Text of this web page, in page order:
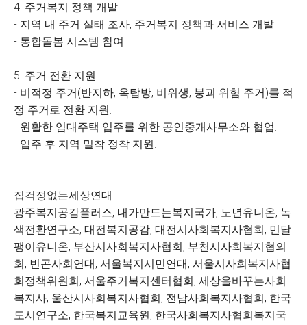
4. 주거복지 정책 개발
- 지역 내 주거 실태 조사, 주거복지 정책과 서비스 개발.
- 통합돌봄 시스템 참여.
5. 주거 전환 지원
- 비적정 주거(반지하, 옥탑방, 비위생, 붕괴 위험 주거)를 적
정 주거로 전환 지원.
- 원활한 임대주택 입주를 위한 공인중개사무소와 협업.
- 입주 후 지역 밀착 정착 지원.
집걱정없는세상연대
광주복지공감플러스, 내가만드는복지국가, 노년유니온, 녹
색전환연구소, 대전복지공감, 대전시사회복지사협회, 민달
팽이유니온, 부산시사회복지사협회, 부천시사회복지협의
회, 빈곤사회연대, 서울복지시민연대, 서울시사회복지사협
회정책위원회, 서울주거복지센터협회, 세상을바꾸는사회
복지사, 울산시사회복지사협회, 전남사회복지사협회, 한국
도시연구소, 한국복지교육원, 한국사회복지사협회복지국